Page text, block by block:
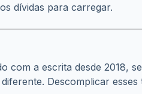
a escrita desde 2018,
Descomplicar